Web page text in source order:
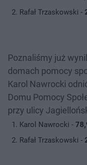
Rafał Trzaskowski -
Poznaliśmy już
domach pomocy
Karol Nawrocki
Domu Pomocy
przy ulicy
Karol Nawrocki -
Rafał Trzaskowski -